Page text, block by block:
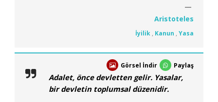
Aristoteles
İyilik , Kanun , Yasa
Görsel İndir Paylaş
Adalet, önce devletten gelir. Yasalar,
bir devletin toplumsal düzenidir.